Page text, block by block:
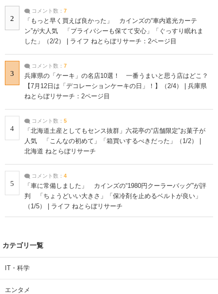
2
コメント数： 7
「もっと早く買えば良かった」 カインズの“車内遮光カーテ
ン”が大人気 「プライバシーも保てて安心」「ぐっすり眠れま
した」（2/2） | ライフ ねとらぼリサーチ：2ページ目
3
コメント数： 7
兵庫県の「ケーキ」の名店10選！ 一番うまいと思う店はどこ？
【7月12日は「デコレーションケーキの日」！】（2/4） | 兵庫県
ねとらぼリサーチ：2ページ目
4
コメント数： 5
「北海道土産としてもセンス抜群」六花亭の“店舗限定”お菓子が
人気 「こんなの初めて」「箱買いするべきだった」（1/2） |
北海道 ねとらぼリサーチ
5
コメント数： 4
「車に常備しました」 カインズの“1980円クーラーバッグ”が評
判 「ちょうどいい大きさ」「保冷剤を止めるベルトが良い」
（1/5） | ライフ ねとらぼリサーチ
カテゴリ一覧
IT・科学
エンタメ